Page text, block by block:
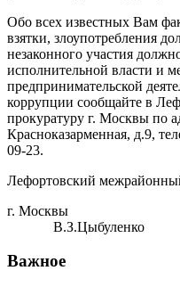
Обо всех известных Вам
взятки, злоупотребления
незаконного участия
исполнительной власти и
предпринимательской
коррупции сообщайте в
прокуратуру г. Москвы по
Красноказарменная, д.9,
09-23.
Лефортовский
г.
В.З.Цыбуленко
Важное